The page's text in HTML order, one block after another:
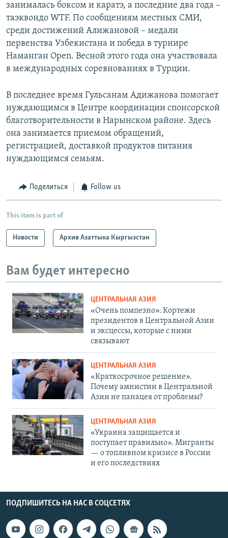
занималась боксом и каратэ, а последние два года –
таэквондо WTF. По сообщениям местных СМИ,
среди достижений Алижановой – медали
первенства Узбекистана и победа в турнире
Наманган Open. Весной этого года она участвовала
в международных соревнованиях в Турции.
В последнее время Гульсанам Адижанова помогает
нуждающимся в Центре координации спонсорской
благотворительности в Нарынском районе. Здесь
она занимается приемом обращений,
регистрацией, доставкой продуктов питания
нуждающимся семьям.
Поделиться Follow us
This item is part of
Новости Архив Азаттыка Кыргызстан
Вам будет интересно
ЦЕНТРАЛЬНАЯ АЗИЯ
«Очень помпезно». Кортежи
президентов в Центральной Азии
и эксцессы, которые с ними
связывают
ЦЕНТРАЛЬНАЯ АЗИЯ
«Краткосрочное решение».
Почему амнистии в Центральной
Азии не панацея от проблемы?
ЦЕНТРАЛЬНАЯ АЗИЯ
«Украина защищается и
поступает правильно». Мигранты
— о топливном кризисе в России
и его последствиях
ПОДПИШИТЕСЬ НА НАС В СОЦСЕТЯХ